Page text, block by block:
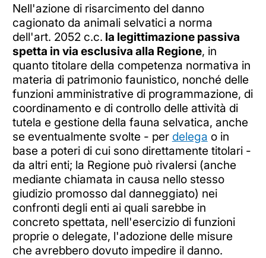
Nell'azione di risarcimento del danno
cagionato da animali selvatici a norma
dell'art. 2052 c.c. la legittimazione passiva
spetta in via esclusiva alla Regione, in
quanto titolare della competenza normativa in
materia di patrimonio faunistico, nonché delle
funzioni amministrative di programmazione, di
coordinamento e di controllo delle attività di
tutela e gestione della fauna selvatica, anche
se eventualmente svolte - per delega o in
base a poteri di cui sono direttamente titolari -
da altri enti; la Regione può rivalersi (anche
mediante chiamata in causa nello stesso
giudizio promosso dal danneggiato) nei
confronti degli enti ai quali sarebbe in
concreto spettata, nell'esercizio di funzioni
proprie o delegate, l'adozione delle misure
che avrebbero dovuto impedire il danno.